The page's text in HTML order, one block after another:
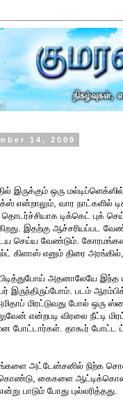
14, 2009
இருக்கும் ஒரு
என்றாலும், வார நாட்களில்
டிக்கெட் புக்
இதற்கு ஆச்சரியப்பட
செய்ய வேண்டும். கோரமங்களா
கிளாஸ் எனும் திரை அரங்கில்,
அதனாலேயே இந்த
இருந்திருப்போம். படம்
மிரட்டுவது போல் ஒரு
என்றபடி விரலை நீட்டி
போட்டார்கள். தாகூர் போட்ட
அட்டேன்சனில் நிற்க
கொண்டு, கைகளை
பாடும் போது புல்லரித்தது.